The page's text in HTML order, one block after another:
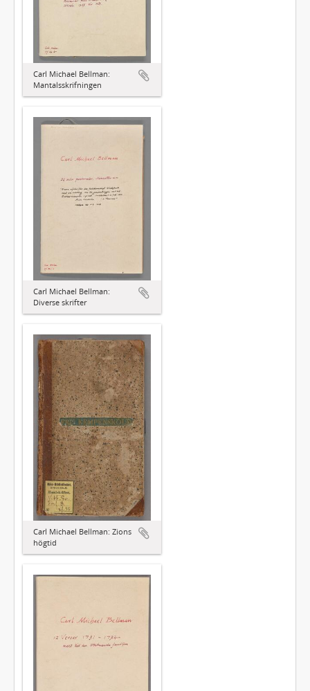
Carl Michael Bellman:
Mantalsskrifningen
Carl Michael Bellman:
Diverse skrifter
Carl Michael Bellman: Zions
högtid